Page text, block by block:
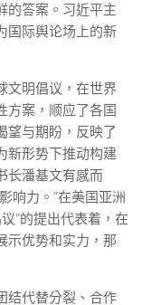
的答案。习近平主
国际舆论场上的新
文明倡议，在世界
方案，顺应了各国
望与期盼，反映了
新形势下推动构建
长潘基文有感而
响力。”在美国亚洲
”的提出代表着，在
示优势和实力，那
结代替分裂、合作